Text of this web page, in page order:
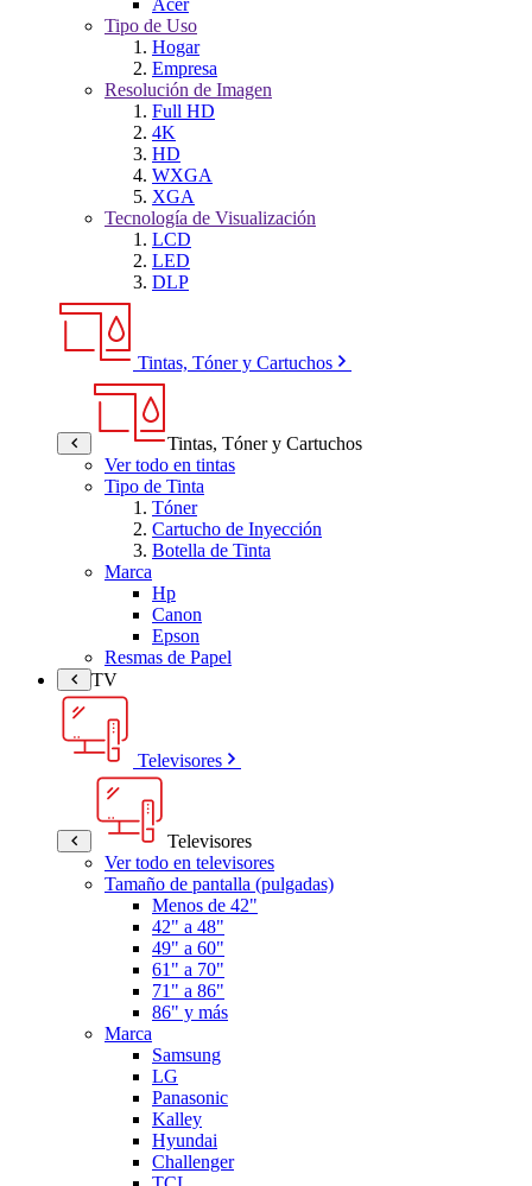
Tipo de Uso
Hogar
Empresa
Resolución de Imagen
Full HD
4K
HD
WXGA
XGA
Tecnología de Visualización
LCD
LED
DLP
Tintas, Tóner y Cartuchos
Tintas, Tóner y Cartuchos
Ver todo en tintas
Tipo de Tinta
Tóner
Cartucho de Inyección
Botella de Tinta
Marca
Hp
Canon
Epson
Resmas de Papel
TV
Televisores
Televisores
Ver todo en televisores
Tamaño de pantalla (pulgadas)
Menos de 42"
42" a 48"
49" a 60"
61" a 70"
71" a 86"
86" y más
Marca
Samsung
LG
Panasonic
Kalley
Hyundai
Challenger